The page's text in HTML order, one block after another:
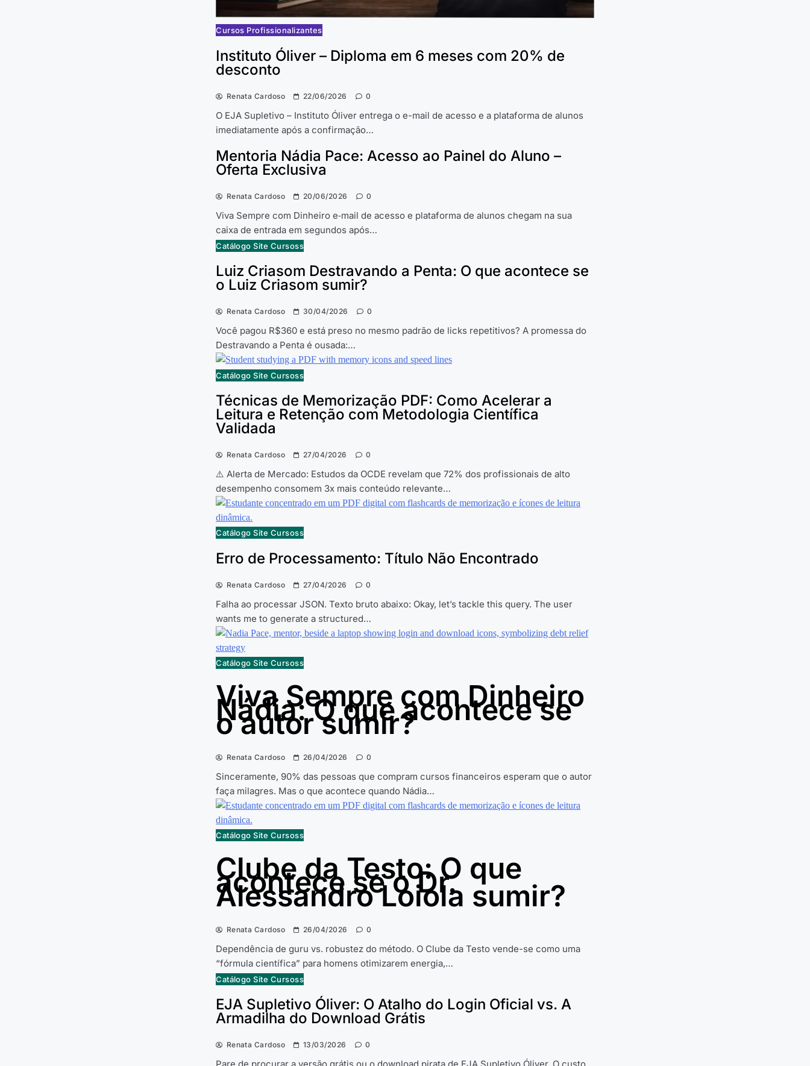
Cursos Profissionalizantes
Instituto Óliver – Diploma em 6 meses com 20% de
desconto
Renata Cardoso 22/06/2026 0
O EJA Supletivo – Instituto Óliver entrega o e-mail de acesso e a plataforma de alunos
imediatamente após a confirmação…
Mentoria Nádia Pace: Acesso ao Painel do Aluno –
Oferta Exclusiva
Renata Cardoso 20/06/2026 0
Viva Sempre com Dinheiro e‑mail de acesso e plataforma de alunos chegam na sua
caixa de entrada em segundos após…
Catálogo Site Cursoss
Luiz Criasom Destravando a Penta: O que acontece se
o Luiz Criasom sumir?
Renata Cardoso 30/04/2026 0
Você pagou R$360 e está preso no mesmo padrão de licks repetitivos? A promessa do
Destravando a Penta é ousada:…
Catálogo Site Cursoss
Técnicas de Memorização PDF: Como Acelerar a
Leitura e Retenção com Metodologia Científica
Validada
Renata Cardoso 27/04/2026 0
⚠️ Alerta de Mercado: Estudos da OCDE revelam que 72% dos profissionais de alto
desempenho consomem 3x mais conteúdo relevante…
Catálogo Site Cursoss
Erro de Processamento: Título Não Encontrado
Renata Cardoso 27/04/2026 0
Falha ao processar JSON. Texto bruto abaixo: Okay, let’s tackle this query. The user
wants me to generate a structured…
Catálogo Site Cursoss
Viva Sempre com Dinheiro
Nádia: O que acontece se
o autor sumir?
Renata Cardoso 26/04/2026 0
Sinceramente, 90% das pessoas que compram cursos financeiros esperam que o autor
faça milagres. Mas o que acontece quando Nádia…
Catálogo Site Cursoss
Clube da Testo: O que
acontece se o Dr.
Alessandro Loiola sumir?
Renata Cardoso 26/04/2026 0
Dependência de guru vs. robustez do método. O Clube da Testo vende-se como uma
“fórmula científica” para homens otimizarem energia,…
Catálogo Site Cursoss
EJA Supletivo Óliver: O Atalho do Login Oficial vs. A
Armadilha do Download Grátis
Renata Cardoso 13/03/2026 0